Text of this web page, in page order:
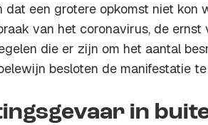
dat een grotere opkomst niet kon
van het coronavirus, de ernst
die er zijn om het aantal
besloten de manifestatie
in